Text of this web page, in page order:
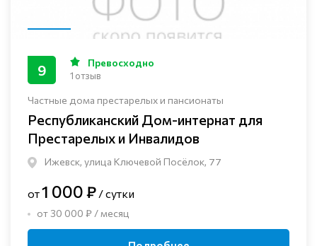
Частные дома престарелых и пансионаты
Республиканский Дом-интернат для
Престарелых и Инвалидов
Ижевск, улица Ключевой Посёлок, 77
9 Превосходно
1 отзыв
от1 000 ₽ / сутки
от 30 000 ₽ / месяц